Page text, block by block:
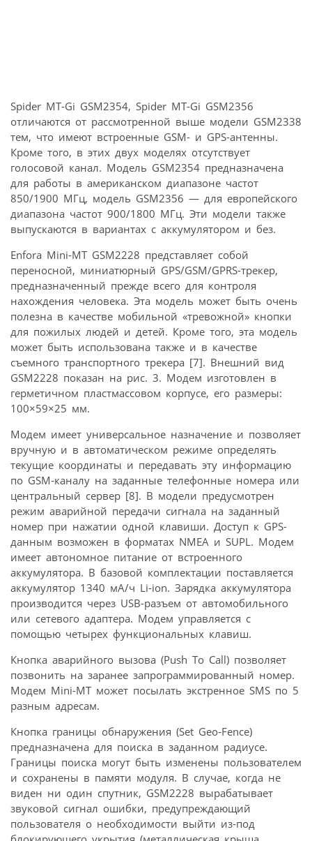
Spider MT-Gi GSM2354, Spider MT-Gi GSM2356
отличаются от рассмотренной выше модели GSM2338
тем, что имеют встроенные GSM- и GPS-антенны.
Кроме того, в этих двух моделях отсутствует
голосовой канал. Модель GSM2354 предназначена
для работы в американском диапазоне частот
850/1900 МГц, модель GSM2356 — для европейского
диапазона частот 900/1800 МГц. Эти модели также
выпускаются в вариантах с аккумулятором и без.
Enfora Mini-MT GSM2228 представляет собой
переносной, миниатюрный GPS/GSM/GPRS-трекер,
предназначенный прежде всего для контроля
нахождения человека. Эта модель может быть очень
полезна в качестве мобильной «тревожной» кнопки
для пожилых людей и детей. Кроме того, эта модель
может быть использована также и в качестве
съемного транспортного трекера [7]. Внешний вид
GSM2228 показан на рис. 3. Модем изготовлен в
герметичном пластмассовом корпусе, его размеры:
100×59×25 мм.
Модем имеет универсальное назначение и позволяет
вручную и в автоматическом режиме определять
текущие координаты и передавать эту информацию
по GSM-каналу на заданные телефонные номера или
центральный сервер [8]. В модели предусмотрен
режим аварийной передачи сигнала на заданный
номер при нажатии одной клавиши. Доступ к GPS-
данным возможен в форматах NMEA и SUPL. Модем
имеет автономное питание от встроенного
аккумулятора. В базовой комплектации поставляется
аккумулятор 1340 мА/ч Li-ion. Зарядка аккумулятора
производится через USB-разъем от автомобильного
или сетевого адаптера. Модем управляется с
помощью четырех функциональных клавиш.
Кнопка аварийного вызова (Push To Call) позволяет
позвонить на заранее запрограммированный номер.
Модем Mini-MT может посылать экстренное SMS по 5
разным адресам.
Кнопка границы обнаружения (Set Geo-Fence)
предназначена для поиска в заданном радиусе.
Границы поиска могут быть изменены пользователем
и сохранены в памяти модуля. В случае, когда не
виден ни один спутник, GSM2228 вырабатывает
звуковой сигнал ошибки, предупреждающий
пользователя о необходимости выйти из-под